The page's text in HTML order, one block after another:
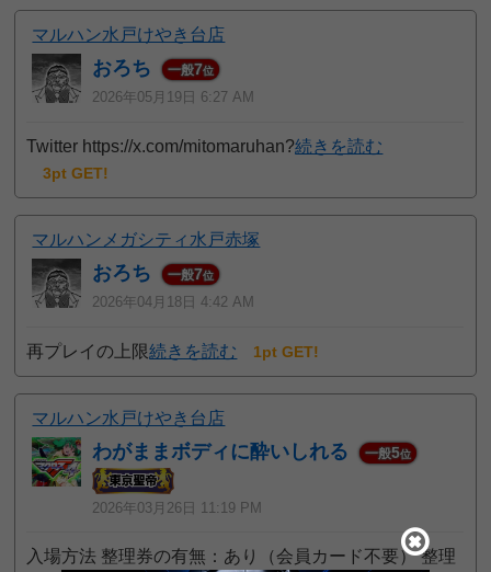
マルハン水戸けやき台店
おろち 一般7位
2026年05月19日 6:27 AM
Twitter https://x.com/mitomaruhan?続きを読む
3pt GET!
マルハンメガシティ水戸赤塚
おろち 一般7位
2026年04月18日 4:42 AM
再プレイの上限続きを読む 1pt GET!
マルハン水戸けやき台店
わがままボディに酔いしれる 一般5位
2026年03月26日 11:19 PM
入場方法 整理券の有無：あり（会員カード不要） 整理